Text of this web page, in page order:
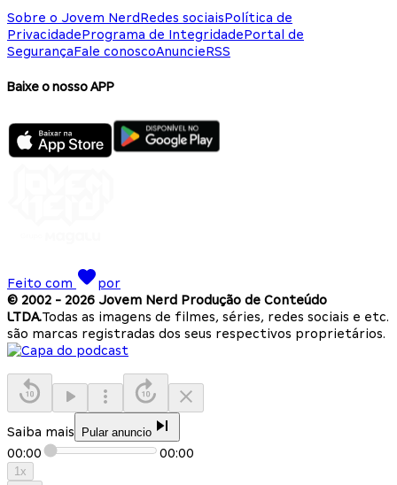
Sobre o Jovem NerdRedes sociaisPolítica de
PrivacidadePrograma de IntegridadePortal de
SegurançaFale conoscoAnuncieRSS
Baixe o nosso APP
Feito com
por
© 2002 - 2026 Jovem Nerd Produção de Conteúdo
LTDA.Todas as imagens de filmes, séries, redes sociais e etc.
são marcas registradas dos seus respectivos proprietários.
Saiba mais Pular anuncio
00:00 00:00
1x